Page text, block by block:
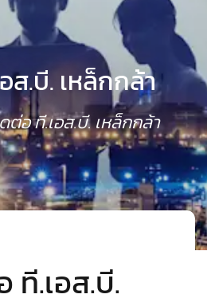
ส.บี. เหล็กกล้า
ต่อ ที.เอส.บี. เหล็กกล้า
ที.เอส.บี.